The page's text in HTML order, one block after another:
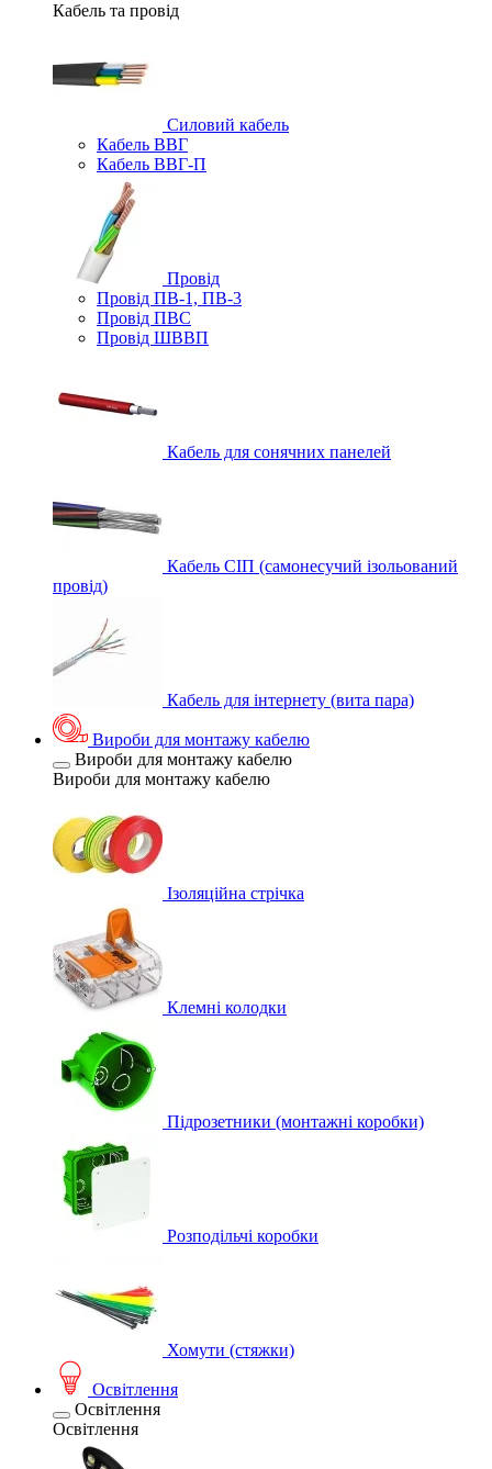
Кабель та провід
Силовий кабель
Кабель ВВГ
Кабель ВВГ-П
Провід
Провід ПВ-1, ПВ-3
Провід ПВС
Провід ШВВП
Кабель для сонячних панелей
Кабель СІП (самонесучий ізольований
провід)
Кабель для інтернету (вита пара)
Вироби для монтажу кабелю
Вироби для монтажу кабелю
Вироби для монтажу кабелю
Ізоляційна стрічка
Клемні колодки
Підрозетники (монтажні коробки)
Розподільчі коробки
Хомути (стяжки)
Освітлення
Освітлення
Освітлення